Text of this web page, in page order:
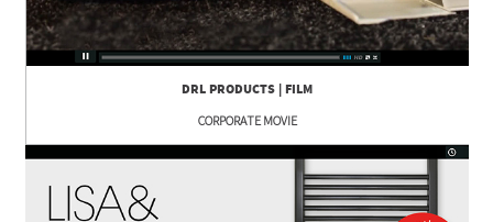
DRL PRODUCTS | FILM
CORPORATE MOVIE